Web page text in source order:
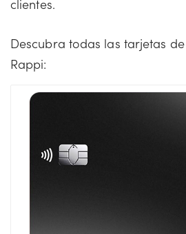
clientes.
Descubra todas las tarjetas
Rappi: